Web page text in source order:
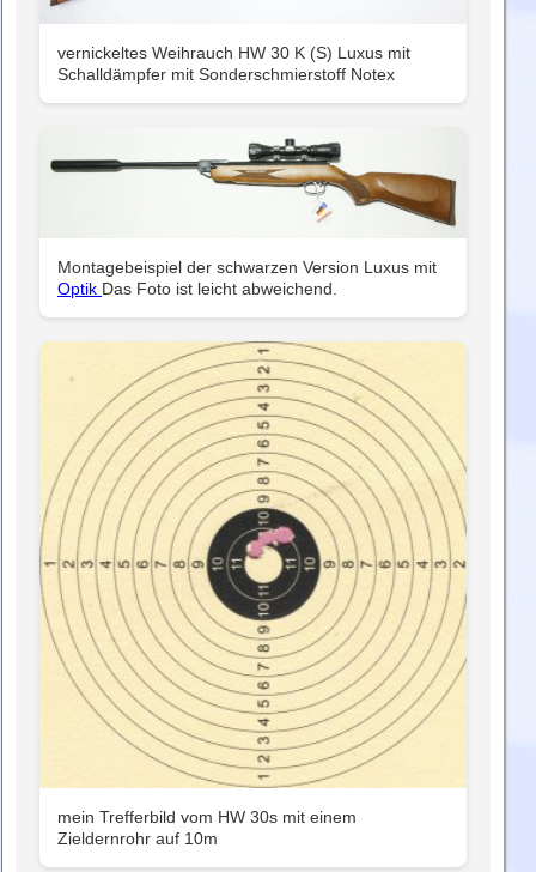
vernickeltes Weihrauch HW 30 K (S) Luxus mit
Schalldämpfer mit Sonderschmierstoff Notex
Montagebeispiel der schwarzen Version Luxus mit
Optik Das Foto ist leicht abweichend.
mein Trefferbild vom HW 30s mit einem
Zieldernrohr auf 10m